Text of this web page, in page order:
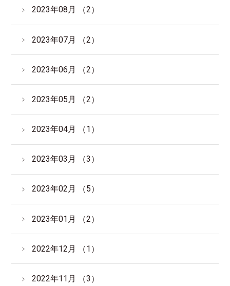
2023年08月 （2）
2023年07月 （2）
2023年06月 （2）
2023年05月 （2）
2023年04月 （1）
2023年03月 （3）
2023年02月 （5）
2023年01月 （2）
2022年12月 （1）
2022年11月 （3）